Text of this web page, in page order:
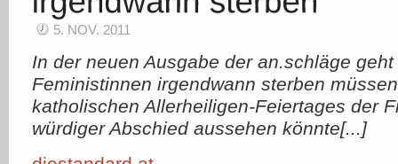
5. NOV. 2011
In der neuen Ausgabe der an.schläge
Feministinnen irgendwann sterben
katholischen Allerheiligen-Feiertages der
würdiger Abschied aussehen könnte[...]